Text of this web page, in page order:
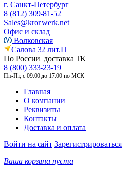
г. Санкт-Петербург
8 (812) 309-81-52
Sales@kronwerk.net
Офис и склад
Волковская
Салова 32 лит.П
По России, доставка ТК
8 (800) 333-23-19
Пн-Пт, с 09:00 до 17:00 по МСК
Главная
О компании
Реквизиты
Контакты
Доставка и оплата
Войти на сайт Зарегистрироваться
Ваша корзина пуста